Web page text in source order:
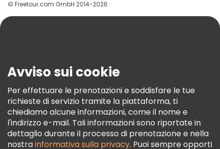
Aiuto
Termini E Condizioni
Informativa Sui Cookie
Freetour Premi
Programma Di Fidelizzazione
© Freetour.com GmbH 2014-2026
Avviso sui cookie
Per effettuare le prenotazioni e soddisfare le tue
richieste di servizio tramite la piattaforma, ti
chiediamo alcune informazioni, come il nome e
l'indirizzo e-mail. Tali informazioni sono riportate in
dettaglio durante il processo di prenotazione e nella
nostrainformativa sulla privacy. Puoi sempre opporti